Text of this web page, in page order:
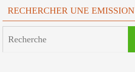
RECHERCHER UNE EMISSION